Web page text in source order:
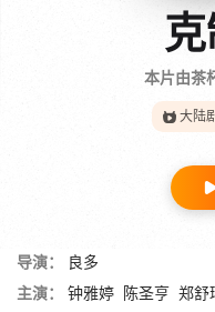
本片由茶
大陆
导演：
良多
主演：
钟雅婷 陈圣亨 郑舒